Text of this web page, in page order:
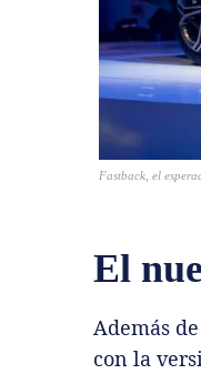
Fastback, el
El
Además
con la